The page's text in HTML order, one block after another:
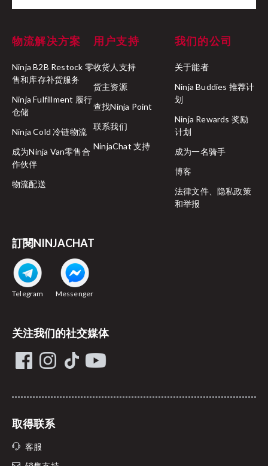
物流解决方案
Ninja B2B Restock 零
售和库存补货服务
Ninja Fulfillment 履行
仓储
Ninja Cold 冷链物流
成为Ninja Van零售合
作伙伴
物流配送
用户支持
收货人支持
货主资源
查找Ninja Point
联系我们
NinjaChat 支持
我们的公司
关于能者
Ninja Buddies 推荐计
划
Ninja Rewards 奖励
计划
成为一名骑手
博客
法律文件、隐私政策
和举报
訂閱NINJACHAT
Telegram Messenger
关注我们的社交媒体
取得联系
客服